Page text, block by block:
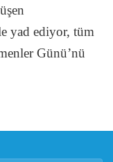
yad ediyor, tüm
Günü’nü